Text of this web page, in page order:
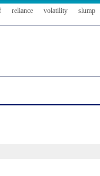
reliance volatility slump